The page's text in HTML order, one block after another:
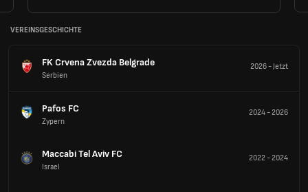
VEREINSGESCHICHTE
FK Crvena Zvezda Belgrade
Serbien
2026-Jetzt
Pafos FC
Zypern
2024-2026
Maccabi Tel Aviv FC
Israel
2022-2024